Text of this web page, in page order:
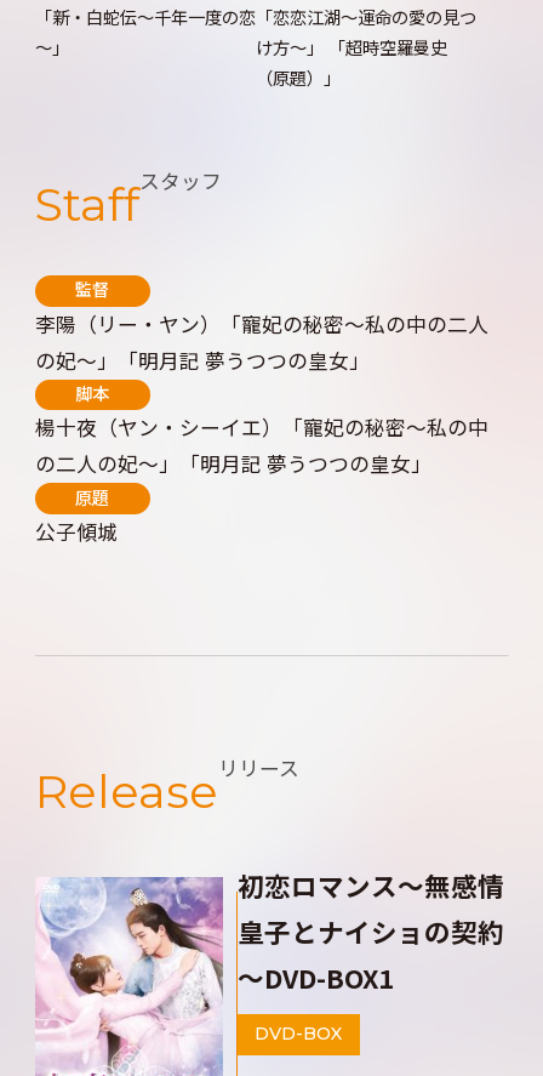
「新・白蛇伝～千年一度の恋
～」
「恋恋江湖～運命の愛の見つ
け方～」 「超時空羅曼史
（原題）」
Staffスタッフ
監督
李陽（リー・ヤン）「寵妃の秘密～私の中の二人
の妃～」「明月記 夢うつつの皇女」
脚本
楊十夜（ヤン・シーイエ）「寵妃の秘密～私の中
の二人の妃～」「明月記 夢うつつの皇女」
原題
公子傾城
Release リリース
初恋ロマンス～無感情
皇子とナイショの契約
～DVD-BOX1
DVD-BOX